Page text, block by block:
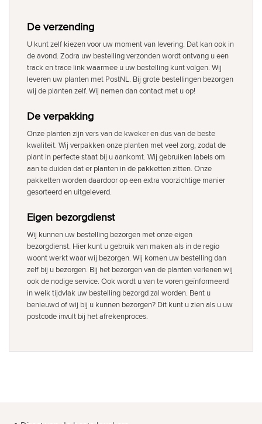
De verzending
U kunt zelf kiezen voor uw moment van levering. Dat kan ook in
de avond. Zodra uw bestelling verzonden wordt ontvang u een
track en trace link waarmee u uw bestelling kunt volgen. Wij
leveren uw planten met PostNL. Bij grote bestellingen bezorgen
wij de planten zelf. Wij nemen dan contact met u op!
De verpakking
Onze planten zijn vers van de kweker en dus van de beste
kwaliteit. Wij verpakken onze planten met veel zorg, zodat de
plant in perfecte staat bij u aankomt. Wij gebruiken labels om
aan te duiden dat er planten in de pakketten zitten. Onze
pakketten worden daardoor op een extra voorzichtige manier
gesorteerd en uitgeleverd.
Eigen bezorgdienst
Wij kunnen uw bestelling bezorgen met onze eigen
bezorgdienst. Hier kunt u gebruik van maken als in de regio
woont werkt waar wij bezorgen. Wij komen uw bestelling dan
zelf bij u bezorgen. Bij het bezorgen van de planten verlenen wij
ook de nodige service. Ook wordt u van te voren geïnformeerd
in welk tijdvlak uw bestelling bezorgd zal worden. Bent u
benieuwd of wij bij u kunnen bezorgen? Dit kunt u zien als u uw
postcode invult bij het afrekenproces.